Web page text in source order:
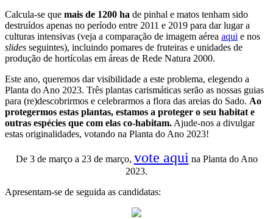
Calcula-se que mais de 1200 ha de pinhal e matos tenham sido
destruídos apenas no período entre 2011 e 2019 para dar lugar a
culturas intensivas (veja a comparação de imagem aérea aqui e nos
slides seguintes), incluindo pomares de fruteiras e unidades de
produção de hortícolas em áreas de Rede Natura 2000.
Este ano, queremos dar visibilidade a este problema, elegendo a
Planta do Ano 2023. Três plantas carismáticas serão as nossas guias
para (re)descobrirmos e celebrarmos a flora das areias do Sado. Ao
protegermos estas plantas, estamos a proteger o seu habitat e
outras espécies que com elas co-habitam.Ajude-nos a divulgar
estas originalidades, votando na Planta do Ano 2023!
De 3 de março a 23 de março, vote aquina Planta do Ano
2023.
Apresentam-se de seguida as candidatas: